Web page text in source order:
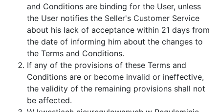
and Conditions are binding for the User, unless
the User notifies the Seller's Customer Service
about his lack of acceptance within 21 days from
the date of informing him about the changes to
the Terms and Conditions.
If any of the provisions of these Terms and
Conditions are or become invalid or ineffective,
the validity of the remaining provisions shall not
be affected.